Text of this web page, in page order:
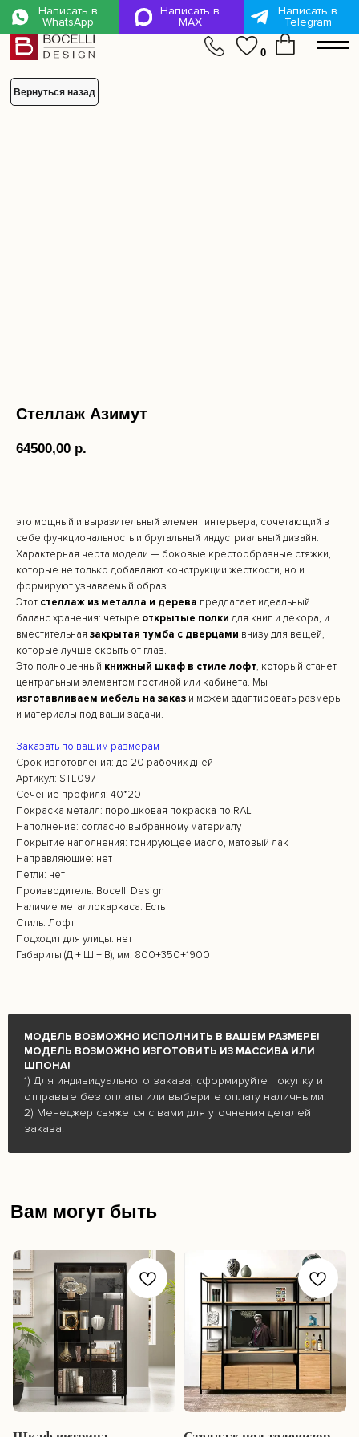
mL6-LZM-kx6-3Kc
Написать в
WhatsApp
Написать в
Telegram
Написать в
MAX
0
Вернуться назад
Стеллаж Азимут
64500,00 р.
это мощный и выразительный элемент интерьера, сочетающий в
себе функциональность и брутальный индустриальный дизайн.
Характерная черта модели — боковые крестообразные стяжки,
которые не только добавляют конструкции жесткости, но и
формируют узнаваемый образ.
Этот стеллаж из металла и дерева предлагает идеальный
баланс хранения: четыре открытые полки для книг и декора, и
вместительная закрытая тумба с дверцами внизу для вещей,
которые лучше скрыть от глаз.
Это полноценный книжный шкаф в стиле лофт, который станет
центральным элементом гостиной или кабинета. Мы
изготавливаем мебель на заказ и можем адаптировать размеры
и материалы под ваши задачи.
Заказать по вашим размерам
Срок изготовления: до 20 рабочих дней
Артикул: STL097
Сечение профиля: 40*20
Покраска металл: порошковая покраска по RAL
Наполнение: согласно выбранному материалу
Покрытие наполнения: тонирующее масло, матовый лак
Направляющие: нет
Петли: нет
Производитель: Bocelli Design
Наличие металлокаркаса: Есть
Стиль: Лофт
Подходит для улицы: нет
Габариты (Д + Ш + В), мм: 800+350+1900
МОДЕЛЬ ВОЗМОЖНО ИСПОЛНИТЬ В ВАШЕМ РАЗМЕРЕ!
МОДЕЛЬ ВОЗМОЖНО ИЗГОТОВИТЬ ИЗ МАССИВА ИЛИ
ШПОНА!
1) Для индивидуального заказа, сформируйте покупку и
отправьте без оплаты или выберите оплату наличными.
2) Менеджер свяжется с вами для уточнения деталей
заказа.
Вам могут быть